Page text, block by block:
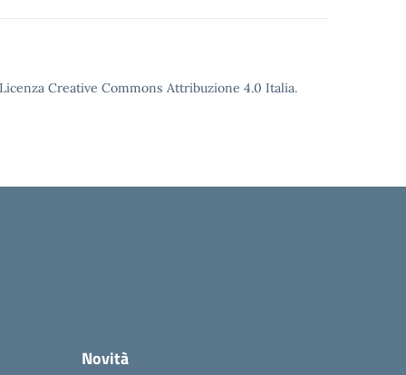
Creative Commons Attribuzione 4.0 Italia.
Novità